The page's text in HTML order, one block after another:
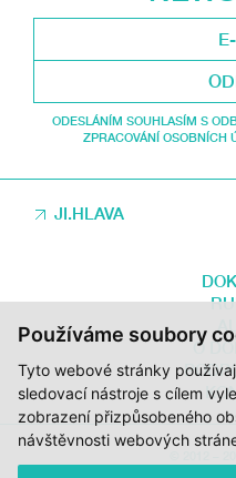
Používáme soubory
Tyto webové stránky
sledovací nástroje s cílem
zobrazení přizpůsobeného
návštěvnosti webových
ODESLÁNÍM SOUHLASÍM S
ZPRACOVÁNÍ OSOBNÍCH
JI.HLAVA
O